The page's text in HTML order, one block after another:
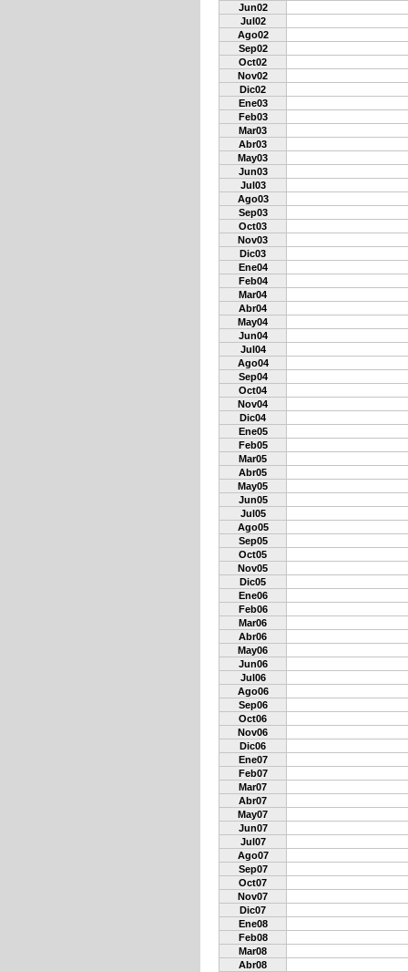
Jun02
Jul02
Ago02
Sep02
Oct02
Nov02
Dic02
Ene03
Feb03
Mar03
Abr03
May03
Jun03
Jul03
Ago03
Sep03
Oct03
Nov03
Dic03
Ene04
Feb04
Mar04
Abr04
May04
Jun04
Jul04
Ago04
Sep04
Oct04
Nov04
Dic04
Ene05
Feb05
Mar05
Abr05
May05
Jun05
Jul05
Ago05
Sep05
Oct05
Nov05
Dic05
Ene06
Feb06
Mar06
Abr06
May06
Jun06
Jul06
Ago06
Sep06
Oct06
Nov06
Dic06
Ene07
Feb07
Mar07
Abr07
May07
Jun07
Jul07
Ago07
Sep07
Oct07
Nov07
Dic07
Ene08
Feb08
Mar08
Abr08